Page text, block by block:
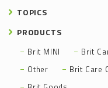
TOPICS
PRODUCTS
Brit MINI Brit
Other
Brit Care